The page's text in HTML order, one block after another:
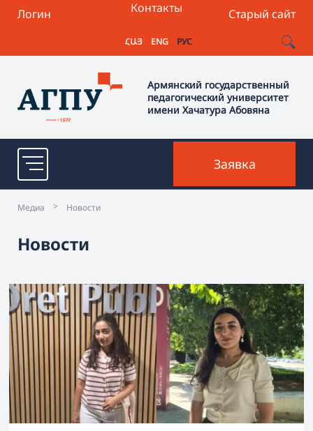
Логин Старый сайт
Контакты
ՀԱՅ ENG РУС
Армянский государственный
педагогический университет
имени Хачатура Абовяна
Заявка
Медиа > Новости
Новости